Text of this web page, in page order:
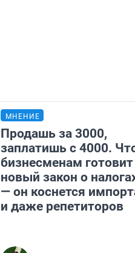
МНЕНИЕ
Продашь за 3000,
заплатишь с 4000.
бизнесменам готовит
новый закон о
— он коснется
и даже репетиторов